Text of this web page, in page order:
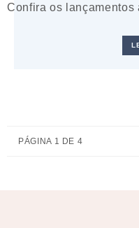
Confira os lançamentos
PÁGINA 1 DE 4